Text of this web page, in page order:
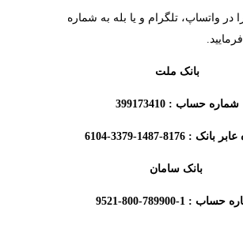
در واتساپ، تلگرام و یا بله به شماره
بانک ملت
شماره حساب : 399173410
: 8176-1487-3379-6104
بانک سامان
: 1-789900-800-9521